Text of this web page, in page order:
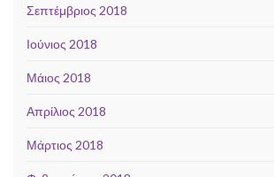
Σεπτέμβριος 2018
Ιούνιος 2018
Μάιος 2018
Απρίλιος 2018
Μάρτιος 2018